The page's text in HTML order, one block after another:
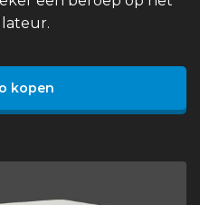
kopen